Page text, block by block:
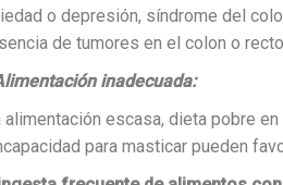
o depresión, síndrome del
de tumores en el colon o recto.
inadecuada:
alimentación escasa, dieta pobre
para masticar pueden